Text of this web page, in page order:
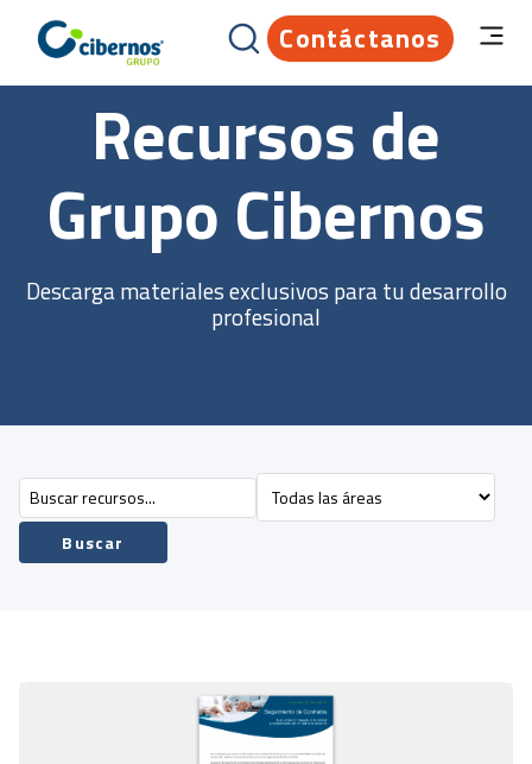
Contáctanos
Recursos de
Grupo Cibernos
Descarga materiales exclusivos para tu desarrollo
profesional
Buscar